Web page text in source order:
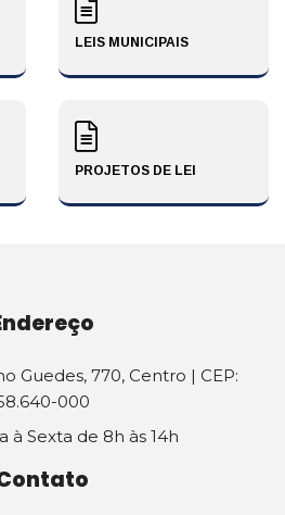
LEIS MUNICIPAIS
PROJETOS DE LEI
Guedes, 770, Centro | CEP:
000
à Sexta de 8h às 14h